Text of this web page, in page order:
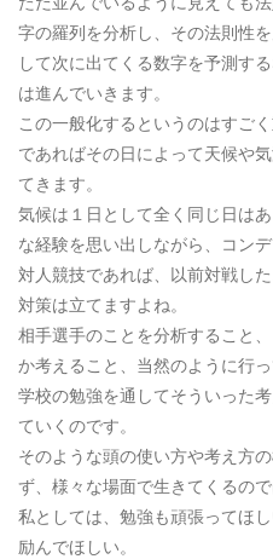
字の羅列を分析し、その法則性
して次に出てくる数字を予測す
は進んでいきます。
この一般化するというのはすご
であればその日によって天候や
てきます。
気候は１日として全く同じ日は
な経験を思い出しながら、コン
対人競技であれば、以前対戦し
対策は立てますよね。
相手選手のことを分析すること
か考えること、当然のように行
学校の勉強を通してそういった
ていくのです。
そのような頭の使い方や考え方
ず、様々な場面で生きてくるので
私としては、勉強も頑張ってほ
励んでほしい。